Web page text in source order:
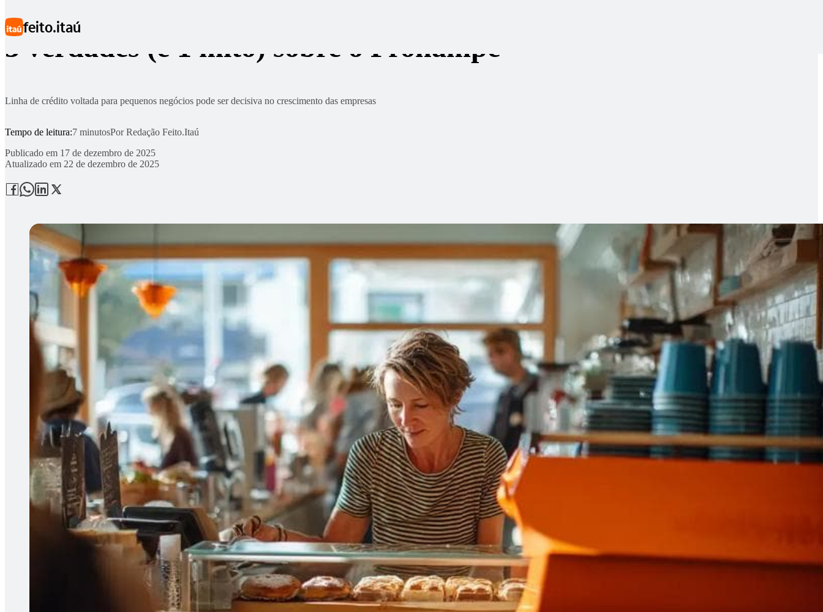
feito.itaú
3 verdades (e 1 mito) sobre o Pronampe
Linha de crédito voltada para pequenos negócios pode ser decisiva no crescimento das empresas
Tempo de leitura:7 minutosPorRedação Feito.Itaú
Publicado em 17 de dezembro de 2025
Atualizado em 22 de dezembro de 2025